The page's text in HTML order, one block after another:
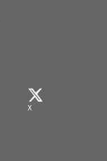
X